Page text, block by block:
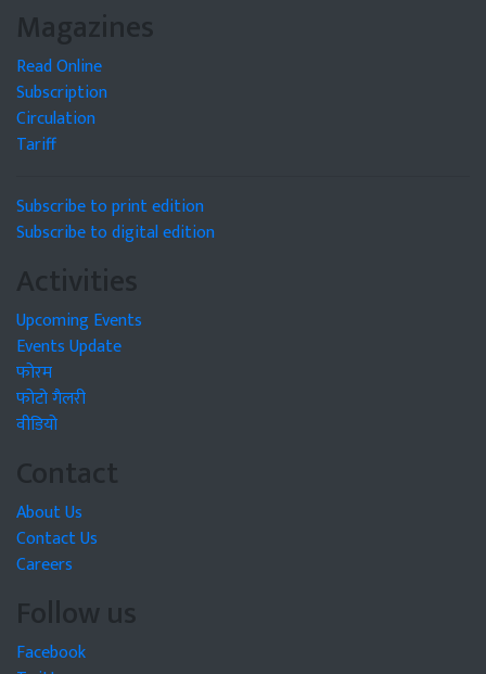
Magazines
Read Online
Subscription
Circulation
Tariff
Subscribe to print edition
Subscribe to digital edition
Activities
Upcoming Events
Events Update
फोरम
फोटो गैलरी
वीडियो
Contact
About Us
Contact Us
Careers
Follow us
Facebook